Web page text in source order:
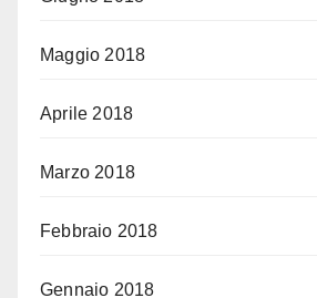
Maggio 2018
Aprile 2018
Marzo 2018
Febbraio 2018
Gennaio 2018